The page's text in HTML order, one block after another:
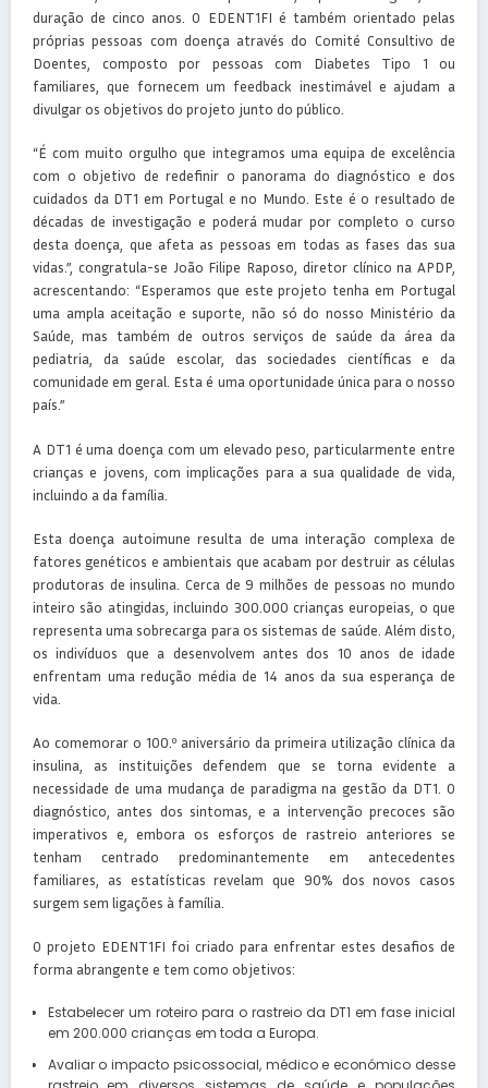
duração de cinco anos. O EDENT1FI é também orientado pelas
próprias pessoas com doença através do Comité Consultivo de
Doentes, composto por pessoas com Diabetes Tipo 1 ou
familiares, que fornecem um feedback inestimável e ajudam a
divulgar os objetivos do projeto junto do público.
“É com muito orgulho que integramos uma equipa de excelência
com o objetivo de redefinir o panorama do diagnóstico e dos
cuidados da DT1 em Portugal e no Mundo. Este é o resultado de
décadas de investigação e poderá mudar por completo o curso
desta doença, que afeta as pessoas em todas as fases das sua
vidas.”, congratula-se João Filipe Raposo, diretor clínico na APDP,
acrescentando: “Esperamos que este projeto tenha em Portugal
uma ampla aceitação e suporte, não só do nosso Ministério da
Saúde, mas também de outros serviços de saúde da área da
pediatria, da saúde escolar, das sociedades científicas e da
comunidade em geral. Esta é uma oportunidade única para o nosso
país.”
A DT1 é uma doença com um elevado peso, particularmente entre
crianças e jovens, com implicações para a sua qualidade de vida,
incluindo a da família.
Esta doença autoimune resulta de uma interação complexa de
fatores genéticos e ambientais que acabam por destruir as células
produtoras de insulina. Cerca de 9 milhões de pessoas no mundo
inteiro são atingidas, incluindo 300.000 crianças europeias, o que
representa uma sobrecarga para os sistemas de saúde. Além disto,
os indivíduos que a desenvolvem antes dos 10 anos de idade
enfrentam uma redução média de 14 anos da sua esperança de
vida.
Ao comemorar o 100.º aniversário da primeira utilização clínica da
insulina, as instituições defendem que se torna evidente a
necessidade de uma mudança de paradigma na gestão da DT1. O
diagnóstico, antes dos sintomas, e a intervenção precoces são
imperativos e, embora os esforços de rastreio anteriores se
tenham centrado predominantemente em antecedentes
familiares, as estatísticas revelam que 90% dos novos casos
surgem sem ligações à família.
O projeto EDENT1FI foi criado para enfrentar estes desafios de
forma abrangente e tem como objetivos:
Estabelecer um roteiro para o rastreio da DT1 em fase inicial
em 200.000 crianças em toda a Europa.
Avaliar o impacto psicossocial, médico e económico desse